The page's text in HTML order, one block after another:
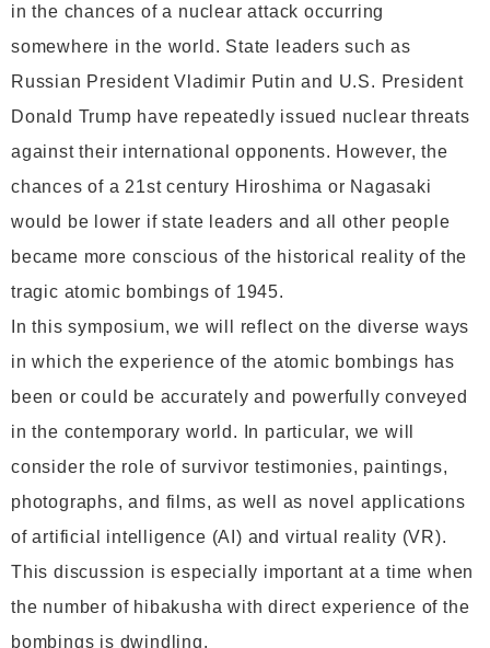
in the chances of a nuclear attack occurring
somewhere in the world. State leaders such as
Russian President Vladimir Putin and U.S. President
Donald Trump have repeatedly issued nuclear threats
against their international opponents. However, the
chances of a 21st century Hiroshima or Nagasaki
would be lower if state leaders and all other people
became more conscious of the historical reality of the
tragic atomic bombings of 1945.
In this symposium, we will reflect on the diverse ways
in which the experience of the atomic bombings has
been or could be accurately and powerfully conveyed
in the contemporary world. In particular, we will
consider the role of survivor testimonies, paintings,
photographs, and films, as well as novel applications
of artificial intelligence (AI) and virtual reality (VR).
This discussion is especially important at a time when
the number of hibakusha with direct experience of the
bombings is dwindling.